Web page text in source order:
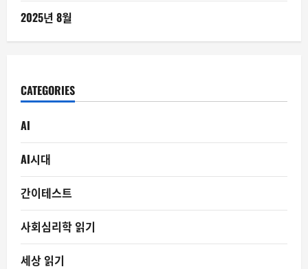
2025년 8월
CATEGORIES
AI
AI시대
간이테스트
사회심리학 읽기
세상 읽기